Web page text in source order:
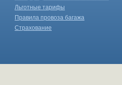
Льготные тарифы
Правила провоза багажа
Страхование